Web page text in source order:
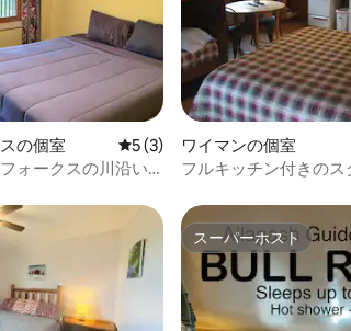
均評価
の個室 レビュー3件、5つ星中5つ星の
5 (3)
ォークスの川沿い
ワイマンの個室
フルキッチン付きのス
スーパーホスト
スーパーホスト